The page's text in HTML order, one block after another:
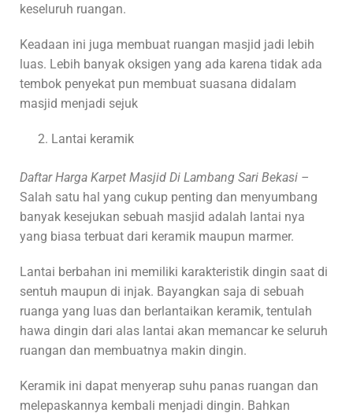
keseluruh ruangan.
Keadaan ini juga membuat ruangan masjid jadi lebih
luas. Lebih banyak oksigen yang ada karena tidak ada
tembok penyekat pun membuat suasana didalam
masjid menjadi sejuk
Lantai keramik
Daftar Harga Karpet Masjid Di Lambang Sari Bekasi –
Salah satu hal yang cukup penting dan menyumbang
banyak kesejukan sebuah masjid adalah lantai nya
yang biasa terbuat dari keramik maupun marmer.
Lantai berbahan ini memiliki karakteristik dingin saat di
sentuh maupun di injak. Bayangkan saja di sebuah
ruanga yang luas dan berlantaikan keramik, tentulah
hawa dingin dari alas lantai akan memancar ke seluruh
ruangan dan membuatnya makin dingin.
Keramik ini dapat menyerap suhu panas ruangan dan
melepaskannya kembali menjadi dingin. Bahkan